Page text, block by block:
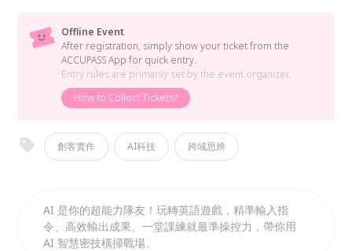
Offline Event
After registration, simply show your ticket from the
ACCUPASS App for quick entry.
Entry rules are primarily set by the event organizer.
How to Collect Tickets?
創客實作 AI科技 跨域思辨
AI 是你的超能力隊友！玩轉英語遊戲，精準輸入指
令、高效輸出成果。一堂課練就最準操控力，帶你用
AI 智慧密技橫掃戰場。